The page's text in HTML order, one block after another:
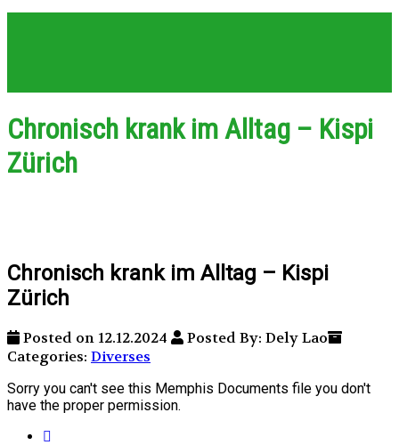
Chronisch krank im Alltag – Kispi
Zürich
Chronisch krank im Alltag – Kispi
Zürich
Posted on 12.12.2024
Posted By: Dely Lao
Categories: Diverses
Sorry you can't see this Memphis Documents file you don't
have the proper permission.